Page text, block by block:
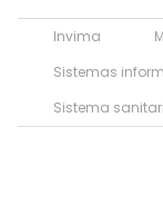
Invima
Sistemas
Sistema